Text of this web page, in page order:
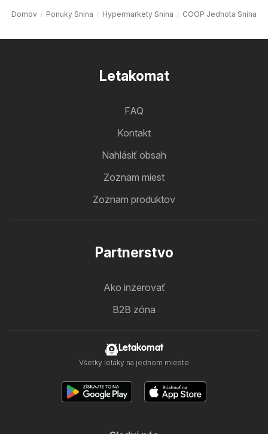
Domov Ponuky Snina Hypermarkety Snina COOP Jednota Snina
Letakomat
FAQ
Kontakt
Nahlásiť obsah
Zoznam miest
Zoznam produktov
Partnerstvo
Ako inzerovať
B2B zóna
Letakomat
Všetky letáky na jednom mieste